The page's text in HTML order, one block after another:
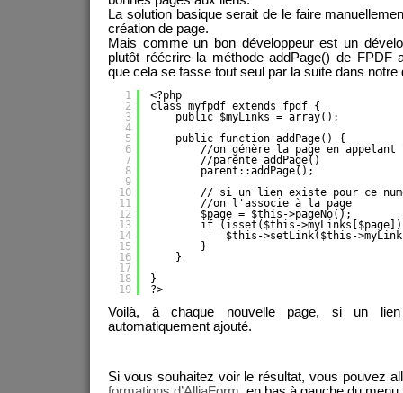
La solution basique serait de le faire
création de page.
Mais comme un bon développeur est un
plutôt réécrire la méthode addPage() de FPDF
que cela se fasse tout seul par la suite dans notre
1
2
3
4
5
6
7
8
9
10
11
12
13
14
15
16
17
18
19
<?php
class myfpdf extends fpdf {
public $myLinks = array();
public function addPage() {
//on génère la page en appelant
//parente addPage()
parent::addPage();
// si un lien existe pour ce
//on l'associe à la page
$page = $this->pageNo();
if (isset($this-
$this->setLink($this-
}
}
}
?>
Voilà, à chaque nouvelle page, si un
automatiquement ajouté.
Si vous souhaitez voir le résultat, vous pouvez